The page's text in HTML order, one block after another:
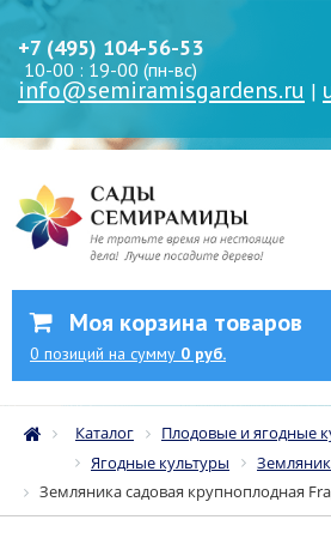
+7 (495) 104-56-53
10-00 : 19-00 (пн-вс)
info@semiramisgardens.ru |
Моя корзина товаров
0 позиций на сумму 0 руб.
Каталог
Плодовые и ягодные
Ягодные культуры
Земляника садовая крупноплодная